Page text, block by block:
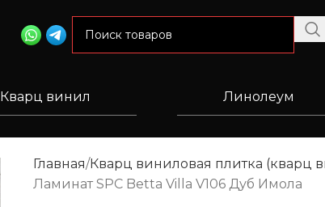
Кварц винил Линолеум
Главная Кварц виниловая плитка (кварц
Ламинат SPC Betta Villa V106 Дуб Имола